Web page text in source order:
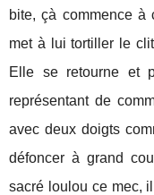
bite, çà commence à
met à lui tortiller le
Elle se retourne et
représentant de
avec deux doigts
défoncer à grand
sacré loulou ce mec,